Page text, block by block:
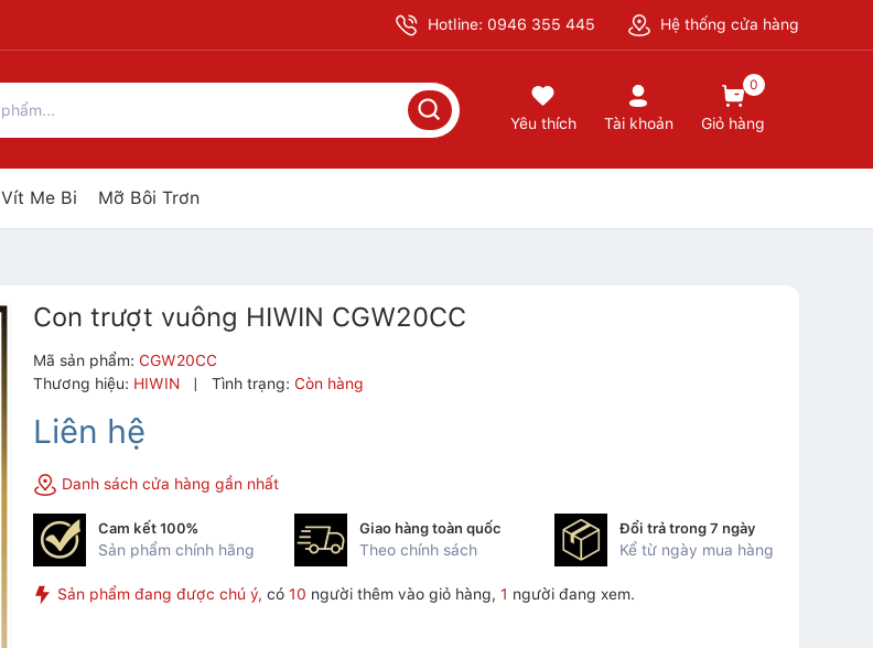
Hotline: 0946 355 445 Hệ thống cửa hàng
Yêu thích Tài khoản
0
Giỏ hàng
Vít Me Bi Mỡ Bôi Trơn
Con trượt vuông HIWIN CGW20CC
Mã sản phẩm: CGW20CC
Thương hiệu: HIWIN | Tình trạng: Còn hàng
Liên hệ
Danh sách cửa hàng gần nhất
Cam kết 100%
Sản phẩm chính hãng
Giao hàng toàn quốc
Theo chính sách
Đổi trả trong 7 ngày
Kể từ ngày mua hàng
Sản phẩm đang được chú ý, có 10 người thêm vào giỏ hàng, 1 người đang xem.